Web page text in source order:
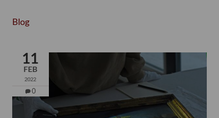
Blog
11
FEB
2022
0